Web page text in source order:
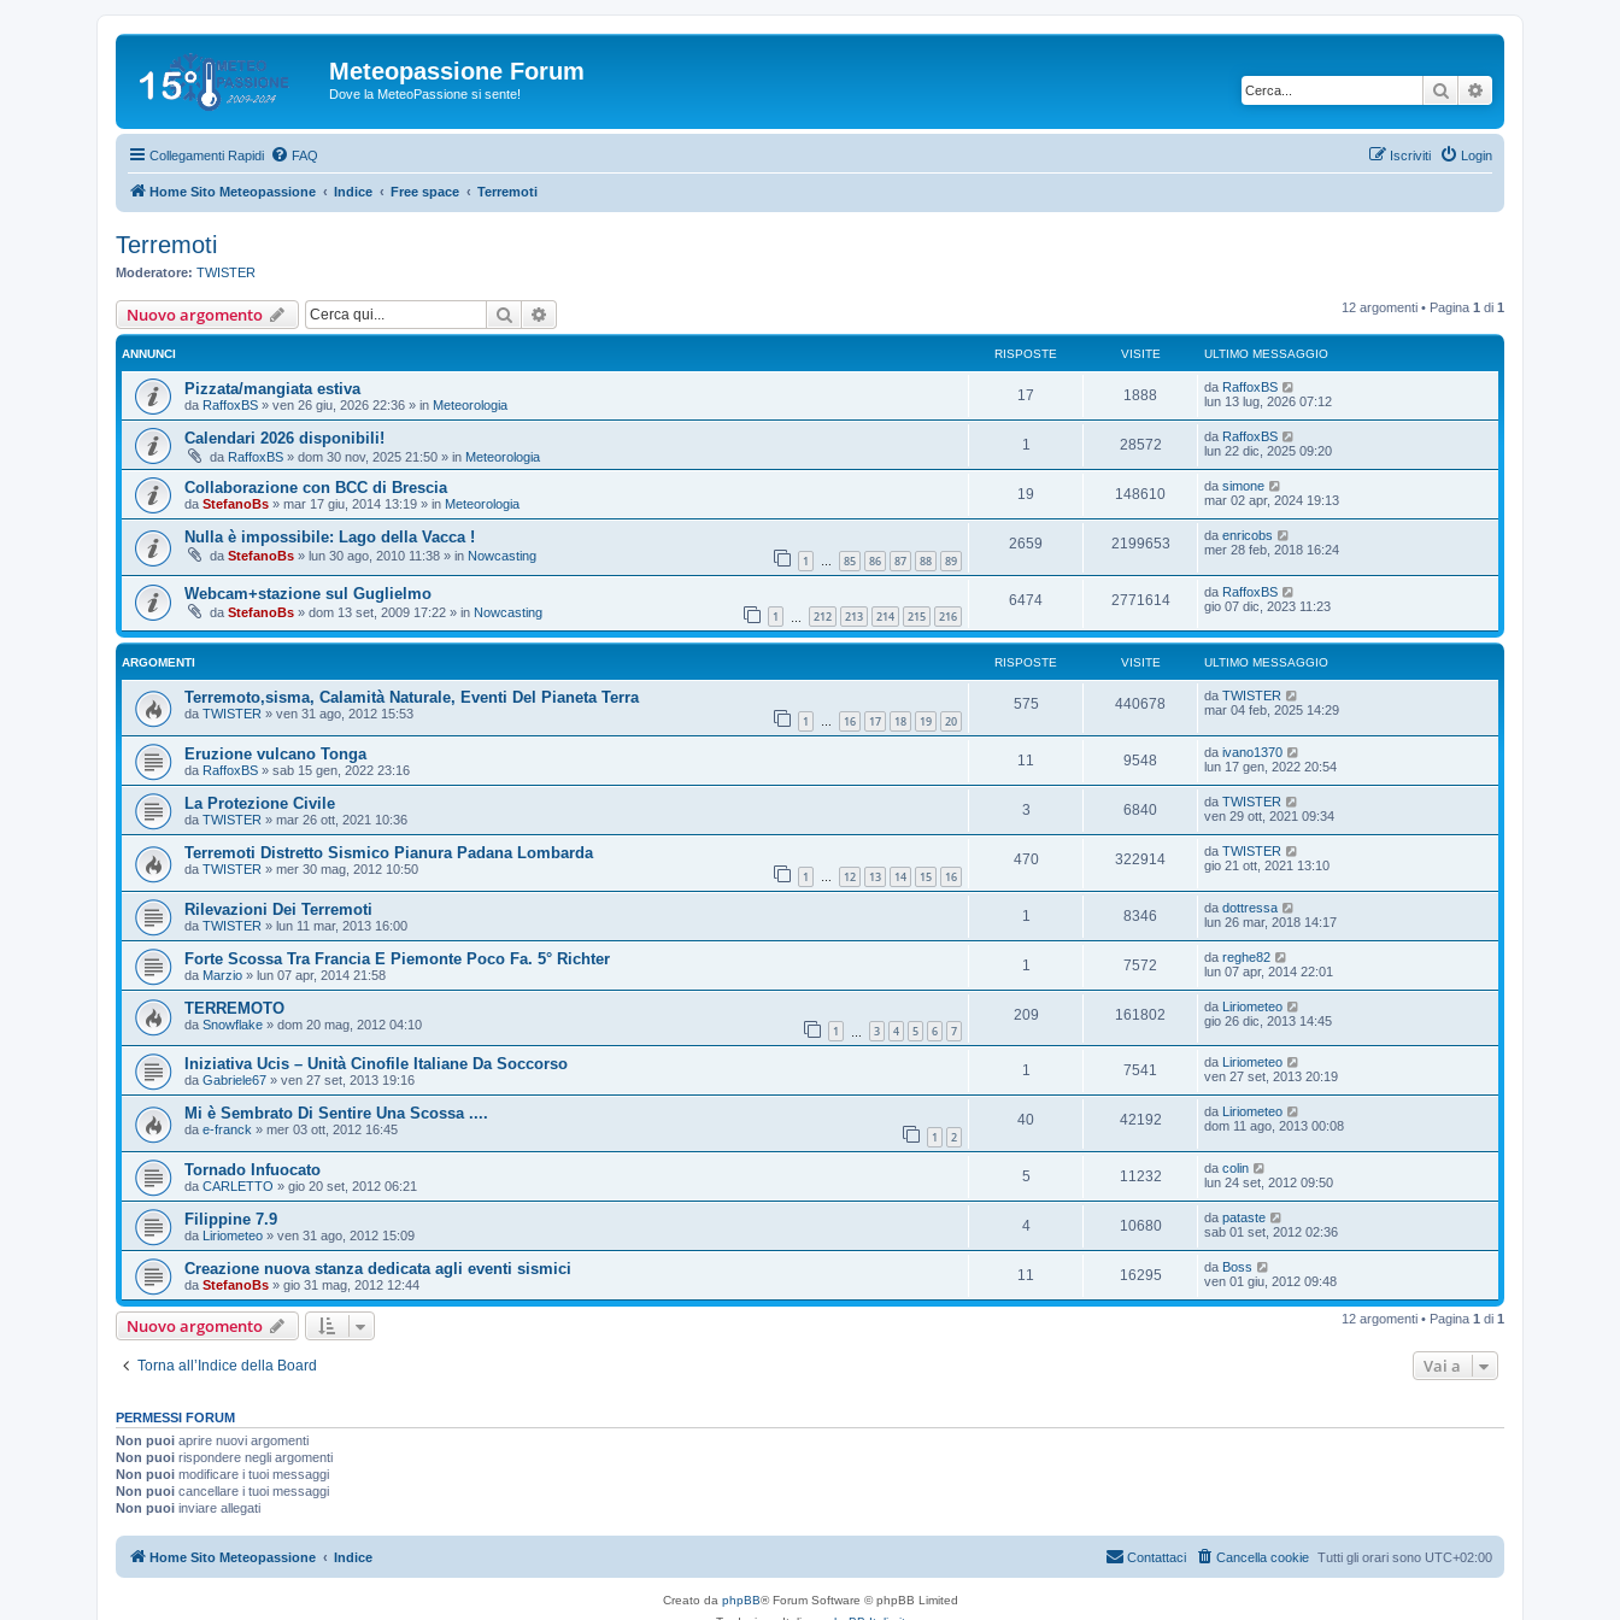
Meteopassione Forum
Dove la MeteoPassione si sente! Cerca
Collegamenti Rapidi FAQ Login
Iscriviti
Home Sito Meteopassione Indice Free space Terremoti
Terremoti
Moderatore: TWISTER
Nuovo argomento Cerca 12 argomenti • Pagina 1 di 1
ANNUNCI RISPOSTE VISITE ULTIMO MESSAGGIO
Pizzata/mangiata estiva
da RaffoxBS » ven 26 giu, 2026 22:36 » in Meteorologia
17 1888 da RaffoxBS
lun 13 lug, 2026 07:12
Calendari 2026 disponibili!
da RaffoxBS » dom 30 nov, 2025 21:50 » in Meteorologia
1 28572 da RaffoxBS
lun 22 dic, 2025 09:20
Collaborazione con BCC di Brescia
da StefanoBs » mar 17 giu, 2014 13:19 » in Meteorologia
19 148610 da simone
mar 02 apr, 2024 19:13
Nulla è impossibile: Lago della Vacca !
da StefanoBs » lun 30 ago, 2010 11:38 » in Nowcasting 1 … 85 86 87 88 89
2659 2199653 da enricobs
mer 28 feb, 2018 16:24
Webcam+stazione sul Guglielmo
da StefanoBs » dom 13 set, 2009 17:22 » in Nowcasting 1 212 213 214 215 216
6474 2771614 da RaffoxBS
gio 07 dic, 2023 11:23
ARGOMENTI RISPOSTE VISITE ULTIMO MESSAGGIO
Terremoto,sisma, Calamità Naturale, Eventi Del Pianeta Terra
da TWISTER » ven 31 ago, 2012 15:53 1 … 16 17 18 19 20
575 440678 da TWISTER
mar 04 feb, 2025 14:29
Eruzione vulcano Tonga
da RaffoxBS » sab 15 gen, 2022 23:16
11 9548 da ivano1370
lun 17 gen, 2022 20:54
La Protezione Civile
da TWISTER » mar 26 ott, 2021 10:36
3 6840 da TWISTER
ven 29 ott, 2021 09:34
Terremoti Distretto Sismico Pianura Padana Lombarda
da TWISTER » mer 30 mag, 2012 10:50 1 … 12 13 14 15 16
470 322914 da TWISTER
gio 21 ott, 2021 13:10
Rilevazioni Dei Terremoti
da TWISTER » lun 11 mar, 2013 16:00
1 8346 da dottressa
lun 26 mar, 2018 14:17
Forte Scossa Tra Francia E Piemonte Poco Fa. 5° Richter
da Marzio » lun 07 apr, 2014 21:58
1 7572 da reghe82
lun 07 apr, 2014 22:01
TERREMOTO
da Snowflake » dom 20 mag, 2012 04:10 1 3 4 5 6 7
209 161802 da Liriometeo
gio 26 dic, 2013 14:45
Iniziativa Ucis – Unità Cinofile Italiane Da Soccorso
da Gabriele67 » ven 27 set, 2013 19:16
1 7541 da
Liriometeo
ven 27 set, 2013 20:19
Mi è Sembrato Di Sentire Una Scossa ....
da e-franck » mer 03 ott, 2012 16:45 1 2
40 42192 da
Liriometeo
dom 11 ago, 2013 00:08
Tornado Infuocato
da CARLETTO » gio 20 set, 2012 06:21
5 11232 da colin
lun 24 set, 2012 09:50
Filippine 7.9
da Liriometeo » ven 31 ago, 2012 15:09
4 10680 da pataste
sab 01 set, 2012 02:36
Creazione nuova stanza dedicata agli eventi sismici
da StefanoBs » gio 31 mag, 2012 12:44
11 16295 da Boss
ven 01 giu, 2012 09:48
Nuovo argomento 12 argomenti • Pagina 1 di 1
Torna all’Indice della Board Vai a
PERMESSI FORUM
Non puoi aprire nuovi argomenti
Non puoi rispondere negli argomenti
Non puoi modificare i tuoi messaggi
Non puoi cancellare i tuoi messaggi
Non puoi inviare allegati
Home Sito Meteopassione Indice Tutti gli orari sono UTC+02:00
Cancella cookie
Contattaci
Creato da phpBB® Forum Software © phpBB Limited